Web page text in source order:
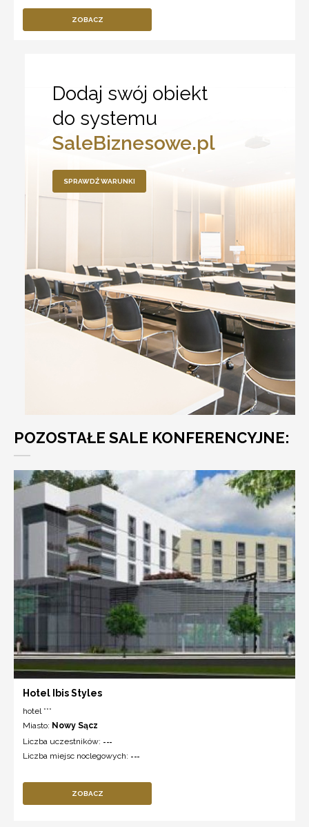
ZOBACZ
Dodaj swój obiekt
do systemu
SaleBiznesowe.pl
SPRAWDŹ WARUNKI
POZOSTAŁE SALE KONFERENCYJNE:
Hotel Ibis Styles
hotel ***
Miasto: Nowy Sącz
Liczba uczestników: ---
Liczba miejsc noclegowych: ---
ZOBACZ